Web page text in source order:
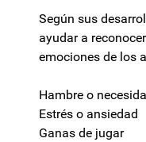
Según sus
ayudar a
emociones de los
Hambre o
Estrés o ansiedad
Ganas de jugar